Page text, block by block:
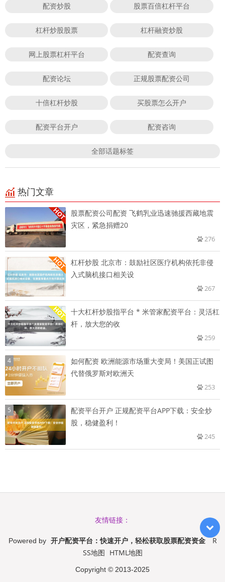
配资炒股 股票百倍杠杆平台
杠杆炒股股票 杠杆融资炒股
网上股票杠杆平台 配资查询
配资论坛 正规股票配资公司
十倍杠杆炒股 买股票怎么开户
配资平台开户 配资咨询
全部话题标签
热门文章
股票配资公司配资 飞鹤乳业迅速驰援西藏地震
灾区，紧急捐赠20
276
杠杆炒股 北京市：鼓励社区医疗机构依托非侵
入式脑机接口相关设
267
十大杠杆炒股指平台 * 米管家配资平台：灵活杠
杆，放大您的收
259
4
如何配资 欧洲能源市场重大变局！美国正试图
代替俄罗斯对欧洲天
253
5
配资平台开户 正规配资平台APP下载：安全炒
股，稳健盈利！
245
友情链接：
Powered by 开户配资平台：快速开户，轻松获取股票配资资金
R
SS地图 HTML地图
Copyright © 2013-2025